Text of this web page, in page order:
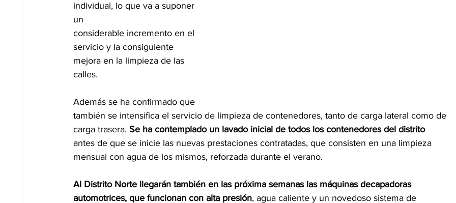
individual, lo que va a suponer
un
considerable incremento en el
servicio y la consiguiente
mejora en la limpieza de las
calles.
Además se ha confirmado que
también se intensifica el servicio de limpieza de contenedores, tanto de carga lateral como de
carga trasera. Se ha contemplado un lavado inicial de todos los contenedores del distrito
antes de que se inicie las nuevas prestaciones contratadas, que consisten en una limpieza
mensual con agua de los mismos, reforzada durante el verano.
Al Distrito Norte llegarán también en las próxima semanas las máquinas decapadoras
automotrices, que funcionan con alta presión, agua caliente y un novedoso sistema de